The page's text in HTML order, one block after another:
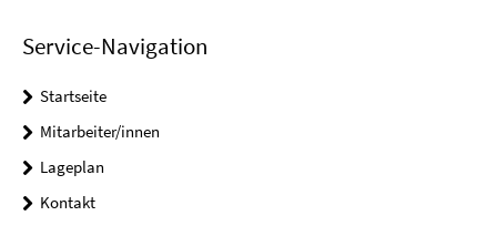
Service-Navigation
Startseite
Mitarbeiter/innen
Lageplan
Kontakt